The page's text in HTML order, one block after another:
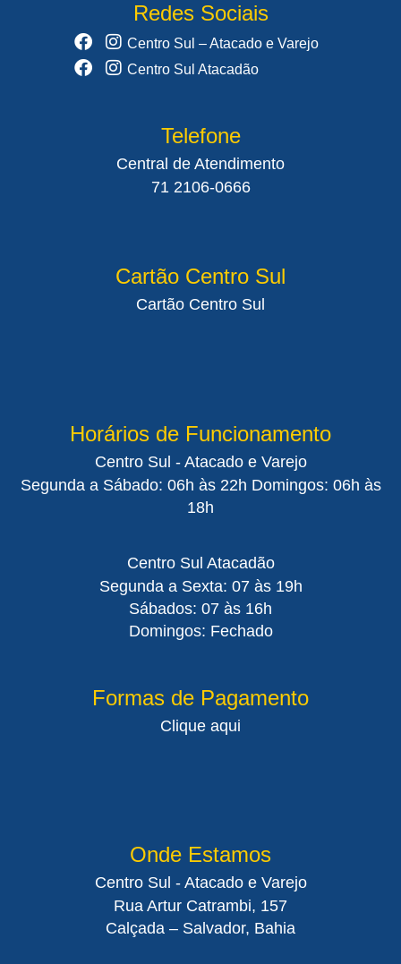
Redes Sociais
Centro Sul – Atacado e Varejo
Centro Sul Atacadão
Telefone
Central de Atendimento
71 2106-0666
Cartão Centro Sul
Cartão Centro Sul
Horários de Funcionamento
Centro Sul - Atacado e Varejo
Segunda a Sábado: 06h às 22h Domingos: 06h às
18h
Centro Sul Atacadão
Segunda a Sexta: 07 às 19h
Sábados: 07 às 16h
Domingos: Fechado
Formas de Pagamento
Clique aqui
Onde Estamos
Centro Sul - Atacado e Varejo
Rua Artur Catrambi, 157
Calçada – Salvador, Bahia